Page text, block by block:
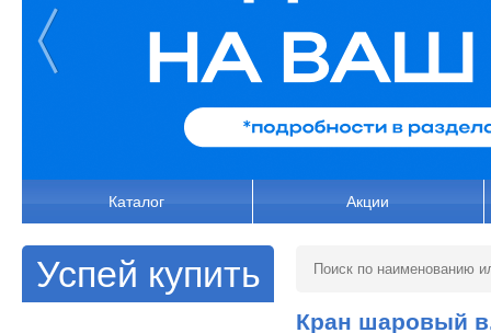
Каталог Акции
Успей купить
Кран шаровый